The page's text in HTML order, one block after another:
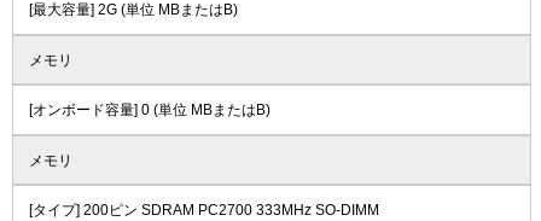
[最大容量] 2G (単位 MBまたはB)
メモリ
[オンボード容量] 0 (単位 MBまたはB)
メモリ
[タイプ] 200ピン SDRAM PC2700 333MHz SO-DIMM